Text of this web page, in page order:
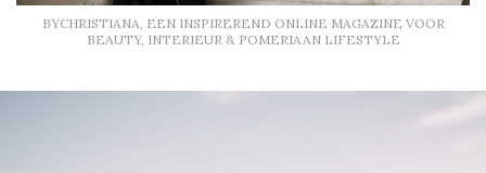
BYCHRISTIANA, EEN INSPIREREND ONLINE MAGAZINE VOOR
BEAUTY, INTERIEUR & POMERIAAN LIFESTYLE